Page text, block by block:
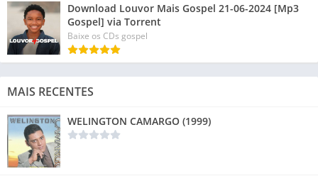
Download Louvor Mais Gospel 21-06-2024 [Mp3
Gospel] via Torrent
Baixe os CDs gospel
MAIS RECENTES
WELINGTON CAMARGO (1999)